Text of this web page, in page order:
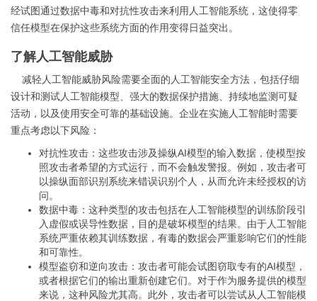
经试图通过数据中毒和对抗性攻击来利用人工智能系统，这使得零
信任模型在保护这些系统方面的作用变得日益突出。
了解人工智能威胁
减轻人工智能威胁风险需要全面的人工智能安全方法，包括仔细
设计和测试人工智能模型、强大的数据保护措施、持续地监测可疑
活动，以及使用安全可靠的基础设施。企业在实施人工智能时需要
重点考虑以下风险：
对抗性攻击：这些攻击涉及操纵AI模型的输入数据，使模型按
照攻击者希望的方式运行，而不会触发警报。例如，攻击者可
以操纵面部识别系统来错误识别个人，从而允许未经授权的访
问。
数据中毒：这种类型的攻击包括在人工智能模型的训练阶段引
入虚假或误导性数据，目的是破坏模型的结果。由于人工智能
系统严重依赖其训练数据，有毒的数据会严重影响它们的性能
和可靠性。
模型盗窃和逆向攻击：攻击者可能会试图窃取专有的AI模型，
或者根据它们的输出重新创建它们。对于作为服务提供的模型
来说，这种风险尤其高。此外，攻击者可以尝试从人工智能模